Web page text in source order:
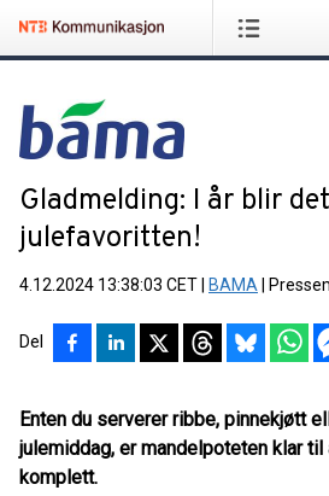
Gladmelding: I år blir
julefavoritten!
4.12.2024 13:38:03 CET BAMA
Del
Enten du serverer ribbe, pinnekjøtt
julemiddag, er mandelpoteten klar
komplett.